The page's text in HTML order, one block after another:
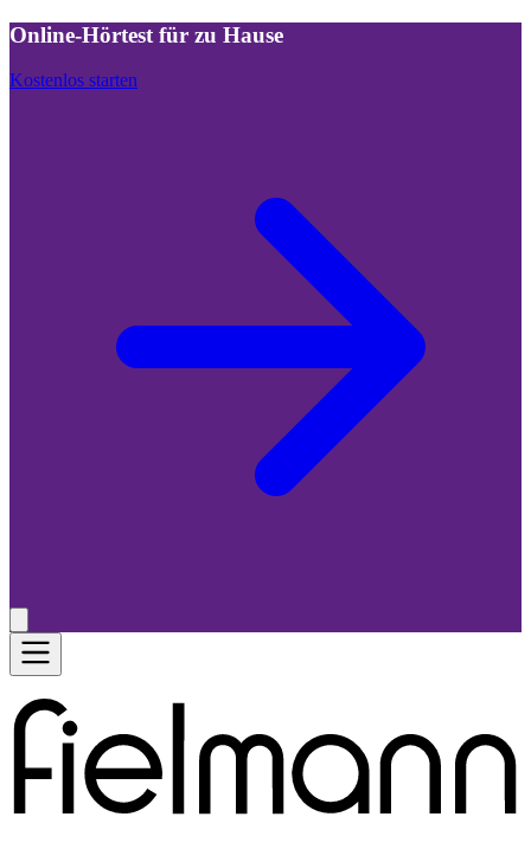
Online-Hörtest für zu Hause
Kostenlos starten